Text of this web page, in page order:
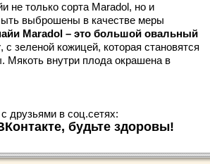
не только сорта Maradol, но и
выброшены в качестве меры
Maradol – это большой овальный
, с зеленой кожицей, которая становятся
Мякоть внутри плода окрашена в
друзьями в соц.сетях:
будьте здоровы!